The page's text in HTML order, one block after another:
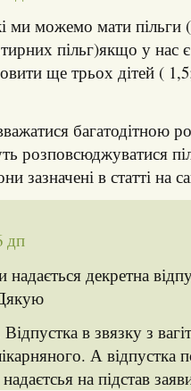
ми можемо мати
пільг)якщо у нас
ще трьох дітей (
багатодітною
розповсюджуватися
зазначені в статті на
дп
декретна
в звязку з
А відпустка
на підстав